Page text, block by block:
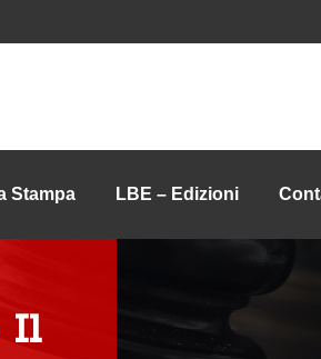
Stampa LBE – Edizioni
Il